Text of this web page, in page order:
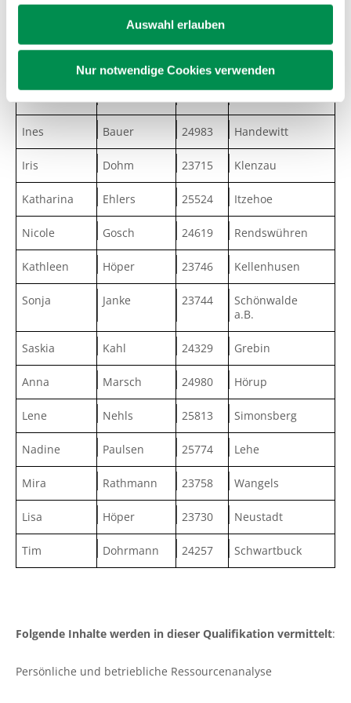
Auswahl erlauben
Nur notwendige Cookies verwenden
Roschat 23843
Ulbrich 24619 Rendswühren
Ines Bauer 24983 Handewitt
Iris Dohm 23715 Klenzau
Katharina Ehlers 25524 Itzehoe
Nicole Gosch 24619 Rendswühren
Kathleen Höper 23746 Kellenhusen
Sonja Janke 23744
Schönwalde
a.B.
Saskia Kahl 24329 Grebin
Anna Marsch 24980 Hörup
Lene Nehls 25813 Simonsberg
Nadine Paulsen 25774 Lehe
Mira Rathmann 23758 Wangels
Lisa Höper 23730 Neustadt
Tim Dohrmann 24257 Schwartbuck
Folgende Inhalte werden in dieser Qualifikation vermittelt:
Persönliche und betriebliche Ressourcenanalyse